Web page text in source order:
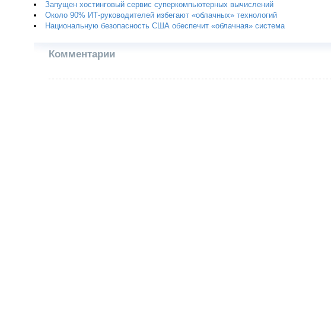
Запущен хостинговый сервис суперкомпьютерных вычислений
Около 90% ИТ-руководителей избегают «облачных» технологий
Национальную безопасность США обеспечит «облачная» система
Комментарии